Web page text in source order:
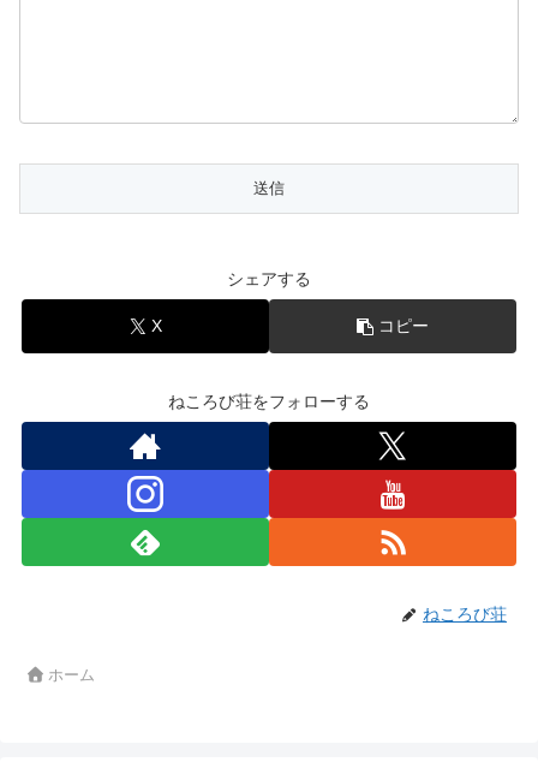
シェアする
X コピー
ねころび荘をフォローする
ねころび荘
ホーム